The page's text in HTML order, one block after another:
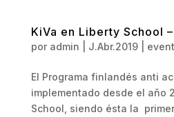
KiVa en Liberty School
por admin J.Abr.2019|
El Programa finlandés anti
implementado desde el año
School, siendo ésta la